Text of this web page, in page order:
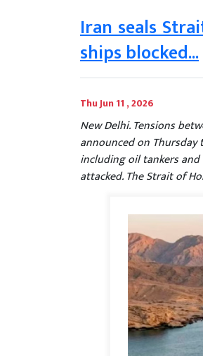
Iran seals
ships blocked...
Thu Jun 11 , 2026
New Delhi. Tensions
announced on
including oil tankers
attacked. The Strait of